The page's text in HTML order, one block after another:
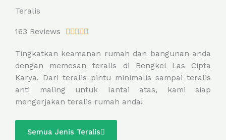
Teralis
163 Reviews 
t
d
5
o
Tingkatkan keamanan rumah dan bangunan anda
dengan memesan teralis di Bengkel Las Cipta
Karya. Dari teralis pintu minimalis sampai teralis
anti maling untuk lantai atas, kami siap
mengerjakan teralis rumah anda!
Semua Jenis Teralis